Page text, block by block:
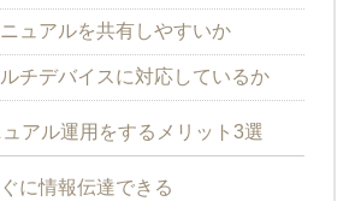
ュアルを共有しやすいか
チデバイスに対応しているか
アル運用をするメリット3選
に情報伝達できる